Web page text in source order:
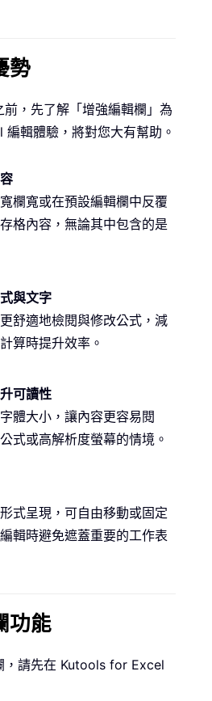
勢
，先了解「增強編輯欄」為
輯體驗，將對您大有幫助。
欄寬或在預設編輯欄中反覆
格內容，無論其中包含的是
與文字
舒適地檢閱與修改公式，減
算時提升效率。
可讀性
體大小，讓內容更容易閱
式或高解析度螢幕的情境。
式呈現，可自由移動或固定
輯時避免遮蓋重要的工作表
功能
，請先在 Kutools for Excel